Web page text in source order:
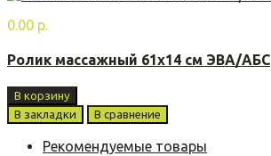
0.00 р.
Ролик массажный 61х14 см ЭВА/АБС
В корзину
В закладки
В сравнение
Рекомендуемые товары